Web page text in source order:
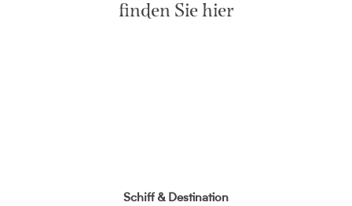
finden Sie hier
Schiff & Destination